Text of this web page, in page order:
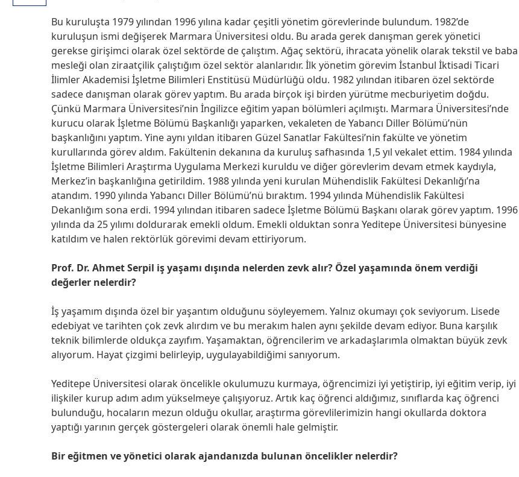
Bu kuruluşta 1979 yılından 1996 yılına kadar çeşitli yönetim görevlerinde bulundum. 1982’de
kuruluşun ismi değişerek Marmara Üniversitesi oldu. Bu arada gerek danışman gerek yönetici
gerekse girişimci olarak özel sektörde de çalıştım. Ağaç sektörü, ihracata yönelik olarak tekstil ve baba
mesleği olan ziraatçilik çalıştığım özel sektör alanlarıdır. İlk yönetim görevim İstanbul İktisadi Ticari
İlimler Akademisi İşletme Bilimleri Enstitüsü Müdürlüğü oldu. 1982 yılından itibaren özel sektörde
sadece danışman olarak görev yaptım. Bu arada birçok işi birden yürütme mecburiyetim doğdu.
Çünkü Marmara Üniversitesi’nin İngilizce eğitim yapan bölümleri açılmıştı. Marmara Üniversitesi’nde
kurucu olarak İşletme Bölümü Başkanlığı yaparken, vekaleten de Yabancı Diller Bölümü’nün
başkanlığını yaptım. Yine aynı yıldan itibaren Güzel Sanatlar Fakültesi’nin fakülte ve yönetim
kurullarında görev aldım. Fakültenin dekanına da kuruluş safhasında 1,5 yıl vekalet ettim. 1984 yılında
İşletme Bilimleri Araştırma Uygulama Merkezi kuruldu ve diğer görevlerim devam etmek kaydıyla,
Merkez’in başkanlığına getirildim. 1988 yılında yeni kurulan Mühendislik Fakültesi Dekanlığı’na
atandım. 1990 yılında Yabancı Diller Bölümü’nü bıraktım. 1994 yılında Mühendislik Fakültesi
Dekanlığım sona erdi. 1994 yılından itibaren sadece İşletme Bölümü Başkanı olarak görev yaptım. 1996
yılında da 25 yılımı doldurarak emekli oldum. Emekli olduktan sonra Yeditepe Üniversitesi bünyesine
katıldım ve halen rektörlük görevimi devam ettiriyorum.
Prof. Dr. Ahmet Serpil iş yaşamı dışında nelerden zevk alır? Özel yaşamında önem verdiği
değerler nelerdir?
İş yaşamım dışında özel bir yaşantım olduğunu söyleyemem. Yalnız okumayı çok seviyorum. Lisede
edebiyat ve tarihten çok zevk alırdım ve bu merakım halen aynı şekilde devam ediyor. Buna karşılık
teknik bilimlerde oldukça zayıfım. Yaşamaktan, öğrencilerim ve arkadaşlarımla olmaktan büyük zevk
alıyorum. Hayat çizgimi belirleyip, uygulayabildiğimi sanıyorum.
Yeditepe Üniversitesi olarak öncelikle okulumuzu kurmaya, öğrencimizi iyi yetiştirip, iyi eğitim verip, iyi
ilişkiler kurup adım adım yükselmeye çalışıyoruz. Artık kaç öğrenci aldığımız, sınıflarda kaç öğrenci
bulunduğu, hocaların mezun olduğu okullar, araştırma görevlilerimizin hangi okullarda doktora
yaptığı yarının gerçek göstergeleri olarak önemli hale gelmiştir.
Bir eğitmen ve yönetici olarak ajandanızda bulunan öncelikler nelerdir?